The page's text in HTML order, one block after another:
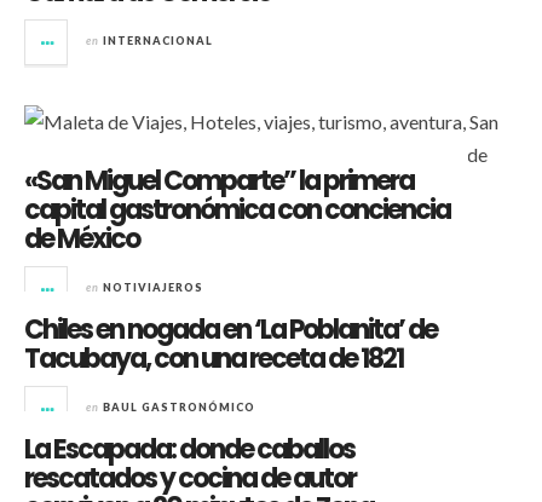
en INTERNACIONAL
«San Miguel Comparte” la primera
capital gastronómica con conciencia
de México
en NOTIVIAJEROS
Chiles en nogada en ‘La Poblanita’ de
Tacubaya, con una receta de 1821
en BAUL GASTRONÓMICO
La Escapada: donde caballos
rescatados y cocina de autor